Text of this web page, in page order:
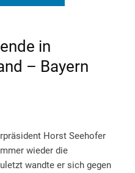
in
– Bayern
Horst Seehofer
wieder die
wandte er sich gegen